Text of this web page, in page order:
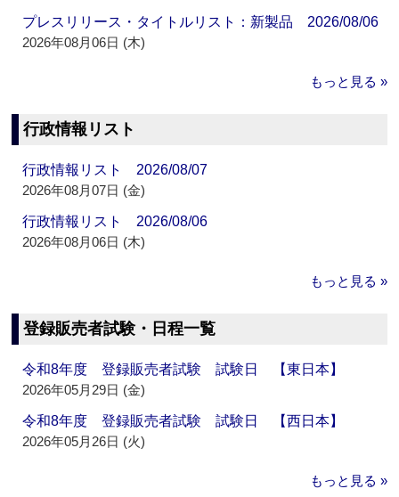
プレスリリース・タイトルリスト：新製品 2026/08/06
2026年08月06日 (木)
もっと見る »
行政情報リスト
行政情報リスト 2026/08/07
2026年08月07日 (金)
行政情報リスト 2026/08/06
2026年08月06日 (木)
もっと見る »
登録販売者試験・日程一覧
令和8年度 登録販売者試験 試験日 【東日本】
2026年05月29日 (金)
令和8年度 登録販売者試験 試験日 【西日本】
2026年05月26日 (火)
もっと見る »